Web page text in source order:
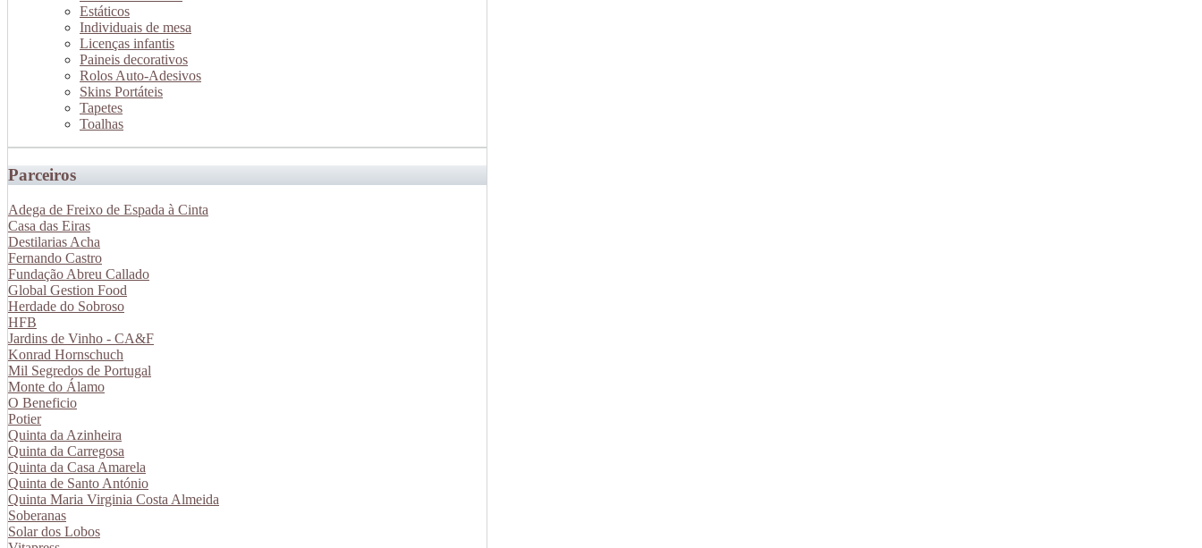
Estáticos
Individuais de mesa
Licenças infantis
Paineis decorativos
Rolos Auto-Adesivos
Skins Portáteis
Tapetes
Toalhas
Parceiros
Adega de Freixo de Espada à Cinta
Casa das Eiras
Destilarias Acha
Fernando Castro
Fundação Abreu Callado
Global Gestion Food
Herdade do Sobroso
HFB
Jardins de Vinho - CA&F
Konrad Hornschuch
Mil Segredos de Portugal
Monte do Álamo
O Beneficio
Potier
Quinta da Azinheira
Quinta da Carregosa
Quinta da Casa Amarela
Quinta de Santo António
Quinta Maria Virginia Costa Almeida
Soberanas
Solar dos Lobos